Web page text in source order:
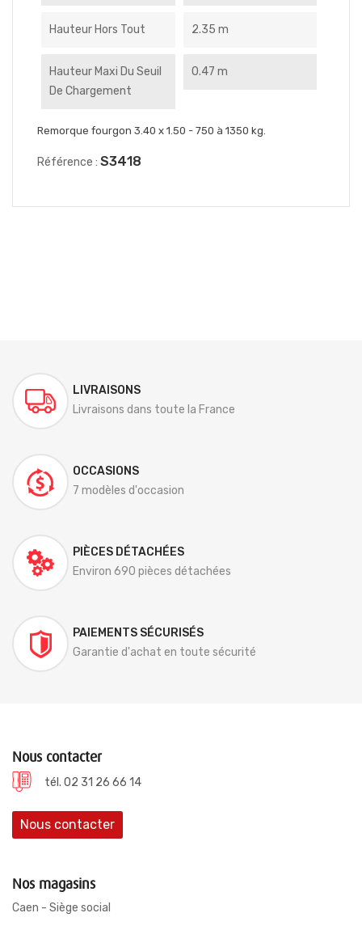
Hauteur Hors Tout 2.35 m
Hauteur Maxi Du Seuil
De Chargement
0.47 m
Remorque fourgon 3.40 x 1.50 - 750 à 1350 kg.
Référence : S3418
LIVRAISONS
Livraisons dans toute la France
OCCASIONS
7 modèles d'occasion
PIÈCES DÉTACHÉES
Environ 690 pièces détachées
PAIEMENTS SÉCURISÉS
Garantie d'achat en toute sécurité
Nous contacter
tél. 02 31 26 66 14
Nous contacter
Nos magasins
Caen - Siège social